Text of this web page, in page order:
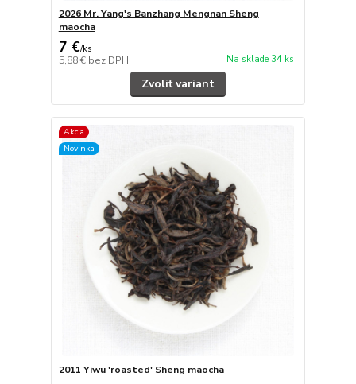
2026 Mr. Yang's Banzhang Mengnan Sheng
maocha
7 €/ks
5,88 € bez DPH Na sklade 34 ks
Zvoliť variant
Akcia
Novinka
2011 Yiwu 'roasted' Sheng maocha